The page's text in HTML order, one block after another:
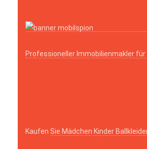
Professioneller Immobilienmakler für
Kaufen Sie Mädchen Kinder